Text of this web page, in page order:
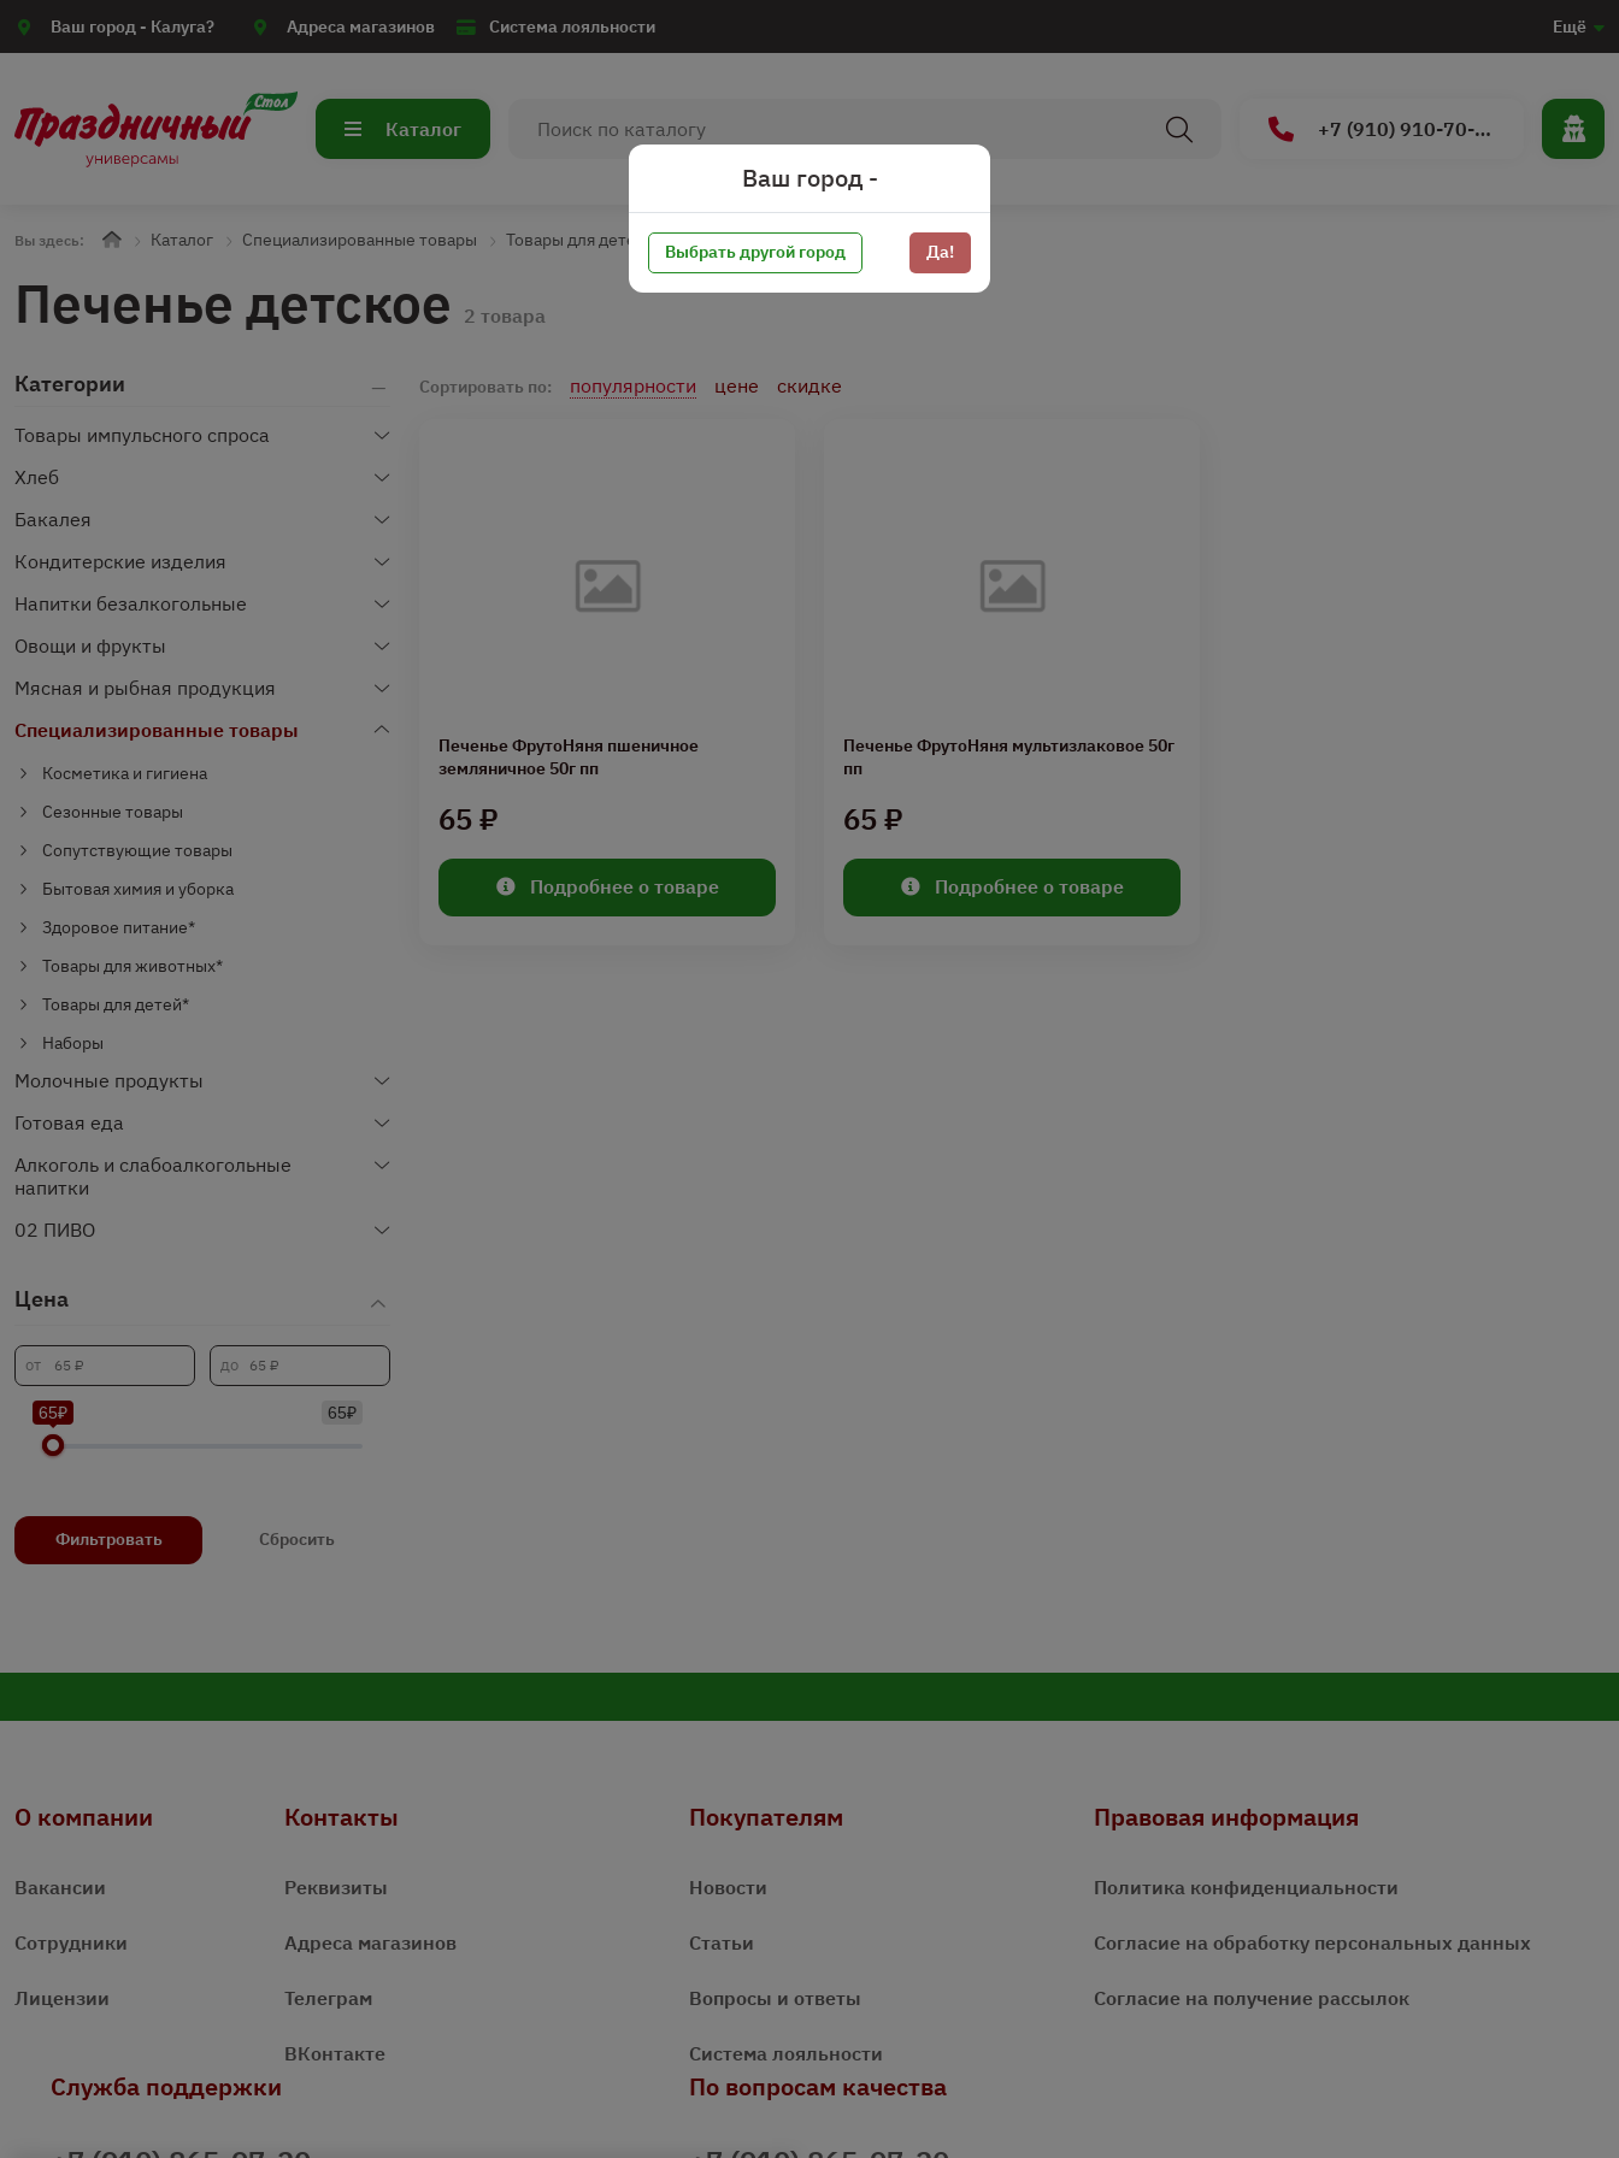
Ваш город - Калуга? Адреса магазинов Система лояльности Ещё
Каталог +7 (910) 910-70-15
Вы здесь: Каталог Специализированные товары Товары для детей* Снеки для детей Печенье детское
Печенье детское 2 товара
Категории
Товары импульсного спроса
Хлеб
Бакалея
Кондитерские изделия
Напитки безалкогольные
Овощи и фрукты
Мясная и рыбная продукция
Специализированные товары
Косметика и гигиена
Сезонные товары
Сопутствующие товары
Бытовая химия и уборка
Здоровое питание*
Товары для животных*
Товары для детей*
Наборы
Молочные продукты
Готовая еда
Алкоголь и слабоалкогольные
напитки
02 ПИВО
Цена
65₽
65₽
Фильтровать Сбросить
Сортировать по: популярности цене скидке
Печенье ФрутоНяня пшеничное
земляничное 50г пп
65 ₽
Подробнее о товаре
Печенье ФрутоНяня мультизлаковое 50г
пп
65 ₽
Подробнее о товаре
О компании
Вакансии
Сотрудники
Лицензии
Контакты
Реквизиты
Адреса магазинов
Телеграм
ВКонтакте
Покупателям
Новости
Статьи
Вопросы и ответы
Система лояльности
Правовая информация
Политика конфиденциальности
Согласие на обработку персональных данных
Согласие на получение рассылок
Служба поддержки По вопросам качества
Ваш город -
Выбрать другой город Да!